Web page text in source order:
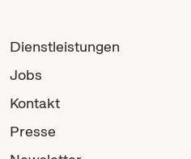
Dienstleistungen
Jobs
Kontakt
Presse